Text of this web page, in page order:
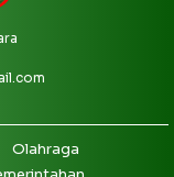
Olahraga